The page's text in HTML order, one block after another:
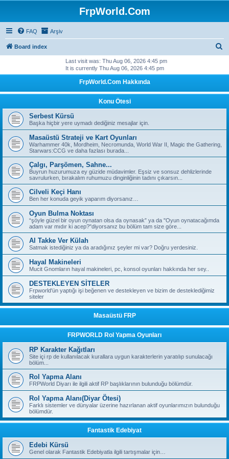
FrpWorld.Com
FAQ Arşiv
Board index
c
h
Last visit was: Thu Aug 06, 2026 4:45 pm
It is currently Thu Aug 06, 2026 4:45 pm
FrpWorld.Com Hakkında
Konu Ötesi
Serbest Kürsü
Başka hiçbir yere uymadı dediğiniz mesajlar için.
Masaüstü Strateji ve Kart Oyunları
Warhammer 40k, Mordheim, Necromunda, World War II, Magic the Gathering,
Starwars:CCG ve daha fazlası burada...
Çalgı, Parşömen, Sahne...
Buyrun huzurumuza ey güzide müdavimler. Eşsiz ve sonsuz dehlizlerinde
savrulurken, bırakalım ruhumuzu dinginliğinin tadını çıkarsın...
Cilveli Keçi Hanı
Ben her konuda geyik yaparım diyorsanız…
Oyun Bulma Noktası
“şöyle güzel bir oyun oynatan olsa da oynasak” ya da "Oyun oynatacağımda
adam var mıdır ki acep?"diyorsanız bu bölüm tam size göre...
Al Takke Ver Külah
Satmak istediğiniz ya da aradığınız şeyler mi var? Doğru yerdesiniz.
Hayal Makineleri
Mucit Gnomların hayal makineleri, pc, konsol oyunları hakkında her sey..
DESTEKLEYEN SİTELER
Frpworld'ün yaptığı işi beğenen ve destekleyen ve bizim de desteklediğimiz
siteler
Masaüstü FRP
FRPWORLD Rol Yapma Oyunları
RP Karakter Kağıtları
Site içi rp de kullanılacak kurallara uygun karakterlerin yaratılıp sunulacağı
bölüm...
Rol Yapma Alanı
FRPWorld Diyarı ile ilgili aktif RP başlıklarının bulunduğu bölümdür.
Rol Yapma Alanı(Diyar Ötesi)
Farklı sistemler ve dünyalar üzerine hazırlanan aktif oyunlarımızın bulunduğu
bölümdür.
Fantastik Edebiyat
Edebi Kürsü
Genel olarak Fantastik Edebiyatla ilgili tartışmalar için…